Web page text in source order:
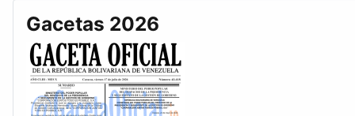
Gacetas 2026